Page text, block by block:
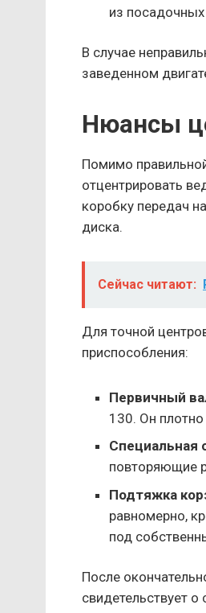
из
В случае
заведенном
Нюансы
Помимо
отцентрировать
коробку передач
диска.
Сейчас читают:
Для точной
приспособления:
Первичный
130. Он
Специальная
повторяющие
Подтяжка
равномерно,
под
После
свидетельствует